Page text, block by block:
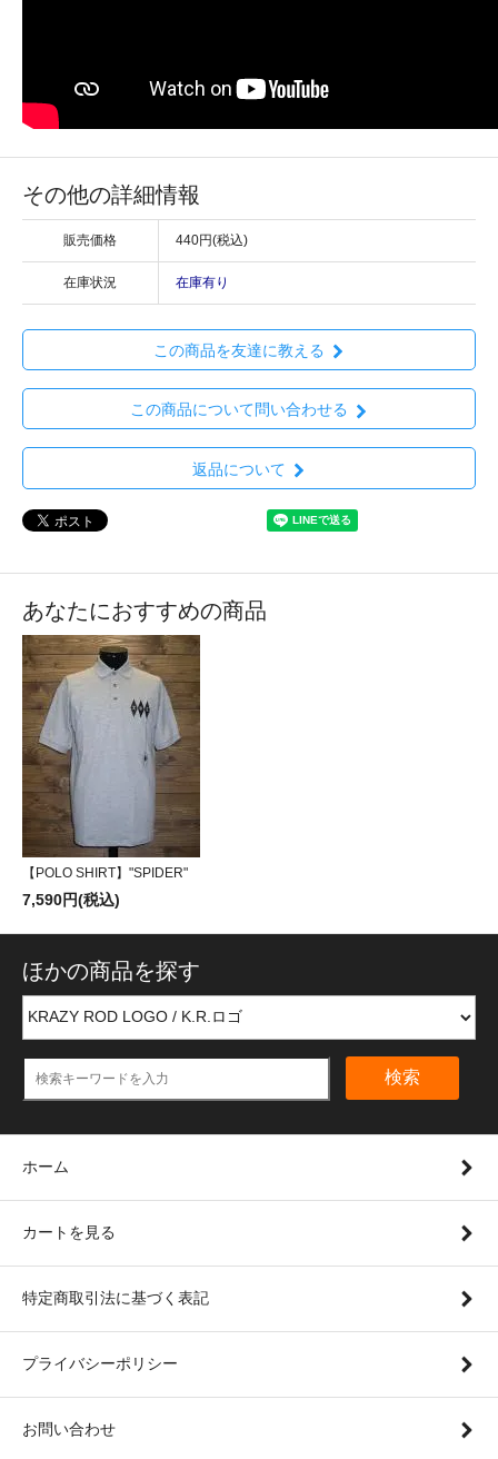
その他の詳細情報
販売価格 440円(税込)
在庫状況 在庫有り
この商品を友達に教える
この商品について問い合わせる
返品について
あなたにおすすめの商品
【POLO SHIRT】"SPIDER"
7,590円(税込)
ほかの商品を探す
検索
ホーム
カートを見る
特定商取引法に基づく表記
プライバシーポリシー
お問い合わせ